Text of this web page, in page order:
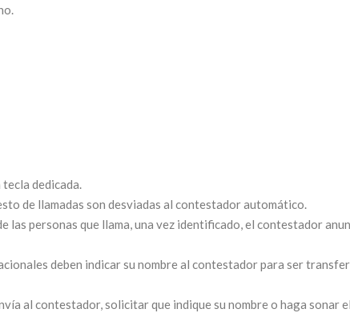
dedicada.
de llamadas son desviadas al contestador automático.
personas que llama, una vez identificado, el contestador
deben indicar su nombre al contestador para ser
al contestador, solicitar que indique su nombre o haga sonar